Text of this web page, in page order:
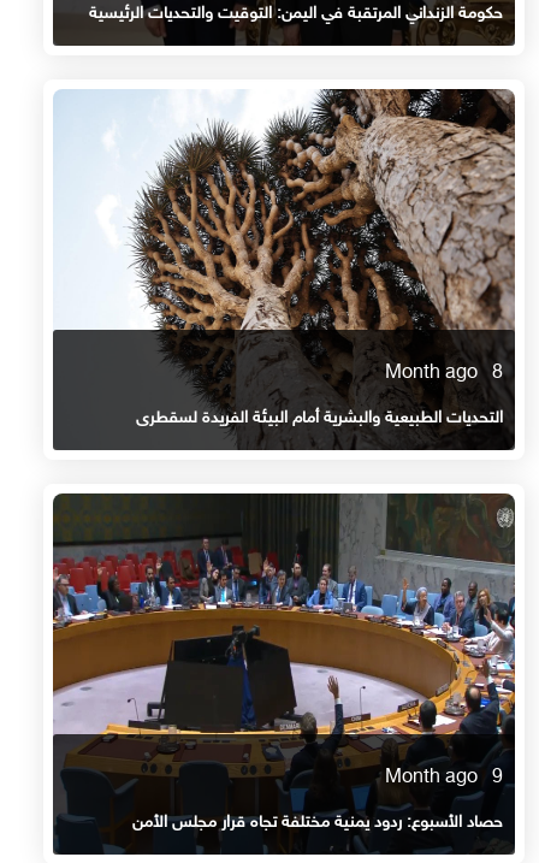
حكومة الزنداني المرتقبة في اليمن: التوقيت والتحديات الرئيسية
8 Month ago
التحديات الطبيعية والبشرية أمام البيئة الفريدة لسقطرى
9 Month ago
حصاد الأسبوع: ردود يمنية مختلفة تجاه قرار مجلس الأمن